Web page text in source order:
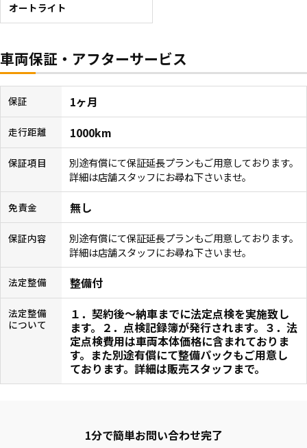
オートライト
車両保証・アフターサービス
保証 1ヶ月
走行距離 1000km
保証項目
別途有償にて保証延長プランもご用意しております。
詳細は店舗スタッフにお尋ね下さいませ。
免責金 無し
保証内容
別途有償にて保証延長プランもご用意しております。
詳細は店舗スタッフにお尋ね下さいませ。
法定整備 整備付
法定整備
について
１．契約後〜納車までに法定点検を実施致し
ます。２．点検記録簿が発行されます。３．法
定点検費用は車両本体価格に含まれておりま
す。また別途有償にて整備パックもご用意し
ております。詳細は販売スタッフまで。
1分で簡単お問い合わせ完了